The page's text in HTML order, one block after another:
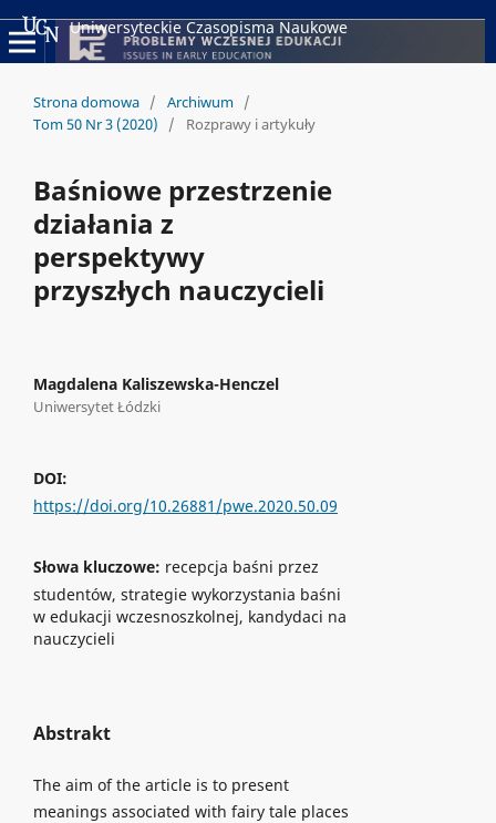
Uniwersyteckie Czasopisma Naukowe
Strona domowa / Archiwum /
Tom 50 Nr 3 (2020)
/ Rozprawy i artykuły
Baśniowe przestrzenie
działania z
perspektywy
przyszłych nauczycieli
Magdalena Kaliszewska-Henczel
Uniwersytet Łódzki
DOI:
https://doi.org/10.26881/pwe.2020.50.09
Słowa kluczowe: recepcja baśni przez
studentów, strategie wykorzystania baśni
w edukacji wczesnoszkolnej, kandydaci na
nauczycieli
Abstrakt
The aim of the article is to present
meanings associated with fairy tale places